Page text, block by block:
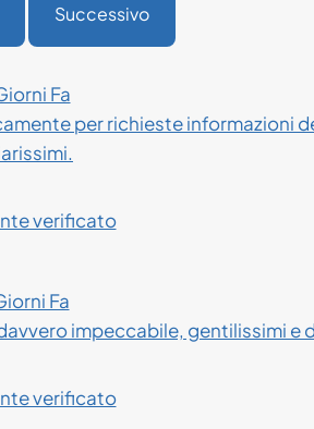
Successivo
Fa
per richieste informazioni
verificato
Fa
impeccabile, gentilissimi e
verificato